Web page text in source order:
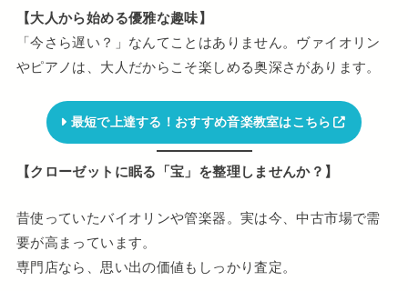
【大人から始める優雅な趣味】
「今さら遅い？」なんてことはありません。ヴァイオリン
やピアノは、大人だからこそ楽しめる奥深さがあります。
最短で上達する！おすすめ音楽教室はこちら
【クローゼットに眠る「宝」を整理しませんか？】
昔使っていたバイオリンや管楽器。実は今、中古市場で需
要が高まっています。
専門店なら、思い出の価値もしっかり査定。